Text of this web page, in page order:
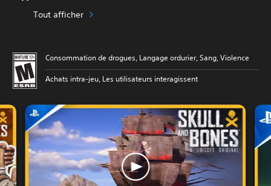
Tout afficher
Consommation de drogues, Langage ordurier, Sang, Violence
Achats intra-jeu, Les utilisateurs interagissent